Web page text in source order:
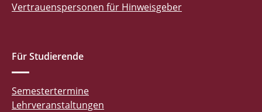
Vertrauenspersonen für Hinweisgeber
Für Studierende
Semestertermine
Lehrveranstaltungen